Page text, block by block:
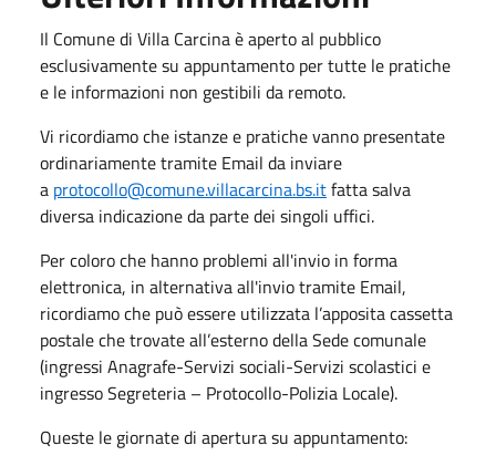
Il Comune di Villa Carcina è aperto al pubblico
esclusivamente su appuntamento per tutte le pratiche
e le informazioni non gestibili da remoto.
Vi ricordiamo che istanze e pratiche vanno presentate
ordinariamente tramite Email da inviare
a protocollo@comune.villacarcina.bs.itfatta salva
diversa indicazione da parte dei singoli uffici.
Per coloro che hanno problemi all'invio in forma
elettronica, in alternativa all'invio tramite Email,
ricordiamo che può essere utilizzata l’apposita cassetta
postale che trovate all’esterno della Sede comunale
(ingressi Anagrafe-Servizi sociali-Servizi scolastici e
ingresso Segreteria – Protocollo-Polizia Locale).
Queste le giornate di apertura su appuntamento: